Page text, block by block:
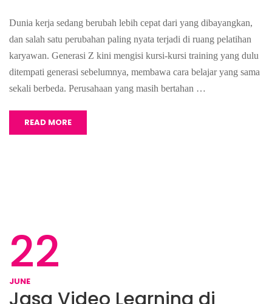
Dunia kerja sedang berubah lebih cepat dari yang dibayangkan,
dan salah satu perubahan paling nyata terjadi di ruang pelatihan
karyawan. Generasi Z kini mengisi kursi-kursi training yang dulu
ditempati generasi sebelumnya, membawa cara belajar yang sama
sekali berbeda. Perusahaan yang masih bertahan …
READ MORE
22
JUNE